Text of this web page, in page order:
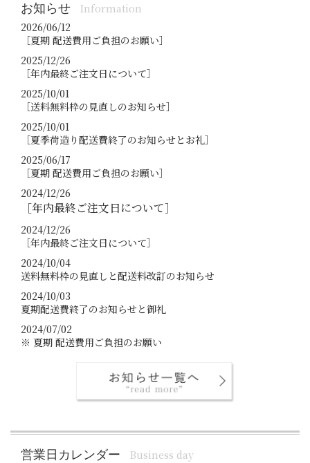
お知らせ
Information
2026/06/12
［夏期 配送費用ご負担のお願い］
2025/12/26
［年内最終ご注文日について］
2025/10/01
［送料無料枠の見直しのお知らせ］
2025/10/01
［夏季荷造り配送費終了のお知らせとお礼］
2025/06/17
［夏期 配送費用ご負担のお願い］
2024/12/26
［年内最終ご注文日について］
2024/12/26
［年内最終ご注文日について］
2024/10/04
送料無料枠の見直しと配送料改訂のお知らせ
2024/10/03
夏期配送費終了のお知らせと御礼
2024/07/02
※ 夏期 配送費用ご負担のお願い
営業日カレンダー
Business day